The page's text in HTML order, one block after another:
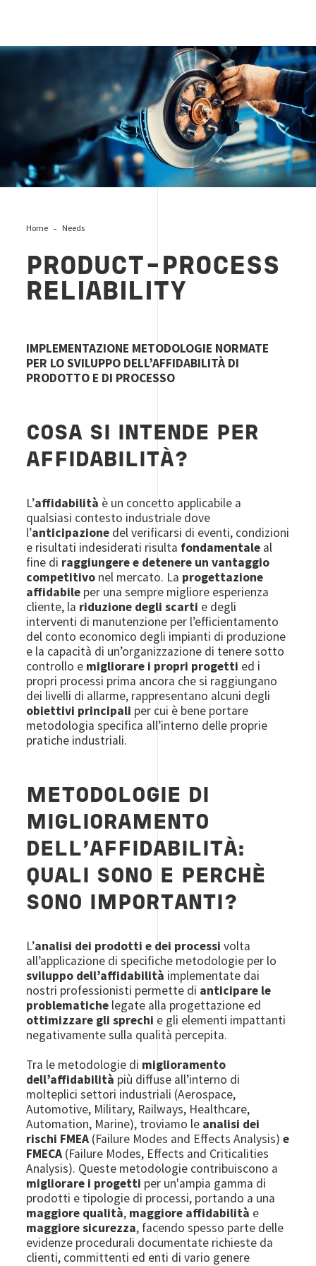
automotive-process
Home Needs
PRODUCT-PROCESS
RELIABILITY
IMPLEMENTAZIONE METODOLOGIE NORMATE
PER LO SVILUPPO DELL’AFFIDABILITÀ DI
PRODOTTO E DI PROCESSO
COSA SI INTENDE PER
AFFIDABILITÀ?
L’affidabilità è un concetto applicabile a
qualsiasi contesto industriale dove
l’anticipazione del verificarsi di eventi, condizioni
e risultati indesiderati risulta fondamentale al
fine di raggiungere e detenere un vantaggio
competitivo nel mercato. La progettazione
affidabile per una sempre migliore esperienza
cliente, la riduzione degli scarti e degli
interventi di manutenzione per l’efficientamento
del conto economico degli impianti di produzione
e la capacità di un’organizzazione di tenere sotto
controllo e migliorare i propri progetti ed i
propri processi prima ancora che si raggiungano
dei livelli di allarme, rappresentano alcuni degli
obiettivi principali per cui è bene portare
metodologia specifica all’interno delle proprie
pratiche industriali.
METODOLOGIE DI
MIGLIORAMENTO
DELL'AFFIDABILITÀ:
QUALI SONO E PERCHÈ
SONO IMPORTANTI?
L’analisi dei prodotti e dei processi volta
all’applicazione di specifiche metodologie per lo
sviluppo dell’affidabilità implementate dai
nostri professionisti permette di anticipare le
problematiche legate alla progettazione ed
ottimizzare gli sprechi e gli elementi impattanti
negativamente sulla qualità percepita.
Tra le metodologie di miglioramento
dell’affidabilità più diffuse all’interno di
molteplici settori industriali (Aerospace,
Automotive, Military, Railways, Healthcare,
Automation, Marine), troviamo le analisi dei
rischi FMEA (Failure Modes and Effects Analysis)e
FMECA (Failure Modes, Effects and Criticalities
Analysis). Queste metodologie contribuiscono a
migliorare i progetti per un'ampia gamma di
prodotti e tipologie di processi, portando a una
maggiore qualità, maggiore affidabilità e
maggiore sicurezza, facendo spesso parte delle
evidenze procedurali documentate richieste da
clienti, committenti ed enti di vario genere